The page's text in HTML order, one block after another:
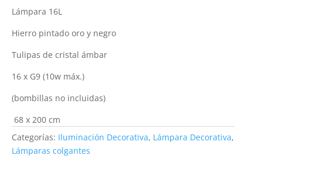
Lámpara 16L
Hierro pintado oro y negro
Tulipas de cristal ámbar
16 x G9 (10w máx.)
(bombillas no incluidas)
68 x 200 cm
Categorías: Iluminación Decorativa, Lámpara Decorativa,
Lámparas colgantes